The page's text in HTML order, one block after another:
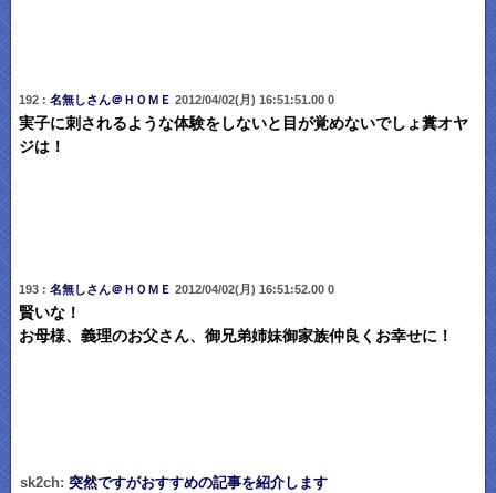
192 : 名無しさん＠ＨＯＭＥ 2012/04/02(月) 16:51:51.00 0
実子に刺されるような体験をしないと目が覚めないでしょ糞オヤ
ジは！
193 : 名無しさん＠ＨＯＭＥ 2012/04/02(月) 16:51:52.00 0
賢いな！
お母様、義理のお父さん、御兄弟姉妹御家族仲良くお幸せに！
sk2ch: 突然ですがおすすめの記事を紹介します